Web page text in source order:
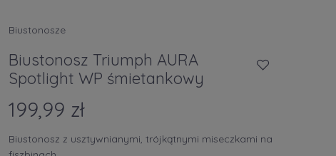
Biustonosze
Biustonosz Triumph AURA
Spotlight WP śmietankowy
199,99 zł
Biustonosz z usztywnianymi, trójkątnymi miseczkami na